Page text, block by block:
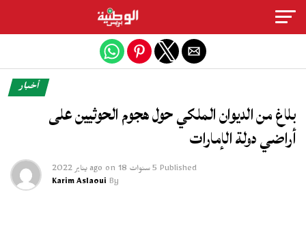
أخبار
بلاغ من الديوان الملكي حول هجوم الحوثيين على
أراضي دولة الإمارات
Published 5 سنوات ago on 18 يناير 2022
By
Karim Aslaoui
Exit mobile version